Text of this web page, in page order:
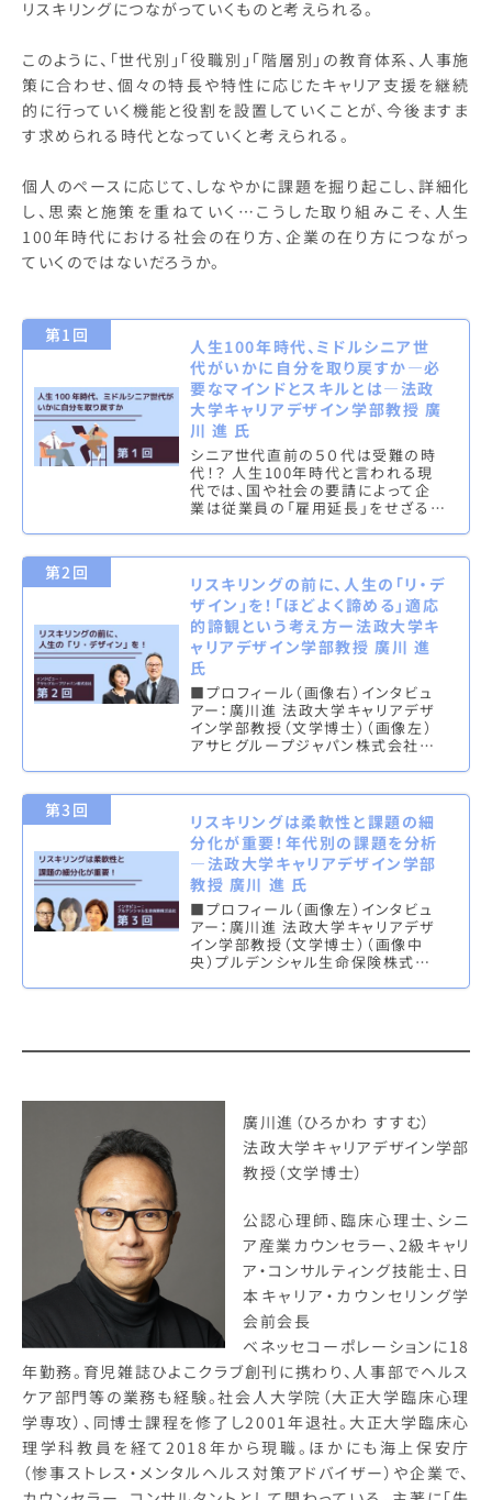
リスキリングにつながっていくものと考えられる。
このように、「世代別」「役職別」「階層別」の教育体系、人事施
策に合わせ、個々の特長や特性に応じたキャリア支援を継続
的に行っていく機能と役割を設置していくことが、今後ますま
す求められる時代となっていくと考えられる。
個人のペースに応じて、しなやかに課題を掘り起こし、詳細化
し、思索と施策を重ねていく…こうした取り組みこそ、人生
100年時代における社会の在り方、企業の在り方につながっ
ていくのではないだろうか。
第1回
人生100年時代、ミドルシニア世
代がいかに自分を取り戻すか—必
要なマインドとスキルとは—法政
大学キャリアデザイン学部教授 廣
川 進 氏
シニア世代直前の５０代は受難の時
代！？ 人生100年時代と言われる現
代では、国や社会の要請によって企
業は従業員の「雇用延長」をせざるを
績…
第2回
リスキリングの前に、人生の「リ・デ
ザイン」を！「ほどよく諦める」適応
的諦観という考え方ー法政大学キ
ャリアデザイン学部教授 廣川 進
氏
■プロフィール（画像右）インタビュ
アー：廣川進 法政大学キャリアデザ
イン学部教授（文学博士）（画像左）
アサヒグループジャパン株式会社
第3回
リスキリングは柔軟性と課題の細
分化が重要！年代別の課題を分析
—法政大学キャリアデザイン学部
教授 廣川 進 氏
■プロフィール（画像左）インタビュ
アー：廣川進 法政大学キャリアデザ
イン学部教授（文学博士）（画像中
央）プルデンシャル生命保険株式会
廣川進（ひろかわ すすむ）
法政大学キャリアデザイン学部
教授（文学博士）
公認心理師、臨床心理士、シニ
ア産業カウンセラー、2級キャリ
ア・コンサルティング技能士、日
本キャリア・カウンセリング学
会前会長
ベネッセコーポレーションに18
年勤務。育児雑誌ひよこクラブ創刊に携わり、人事部でヘルス
ケア部門等の業務も経験。社会人大学院（大正大学臨床心理
学専攻）、同博士課程を修了し2001年退社。大正大学臨床心
理学科教員を経て2018年から現職。ほかにも海上保安庁
（惨事ストレス・メンタルヘルス対策アドバイザー）や企業で、